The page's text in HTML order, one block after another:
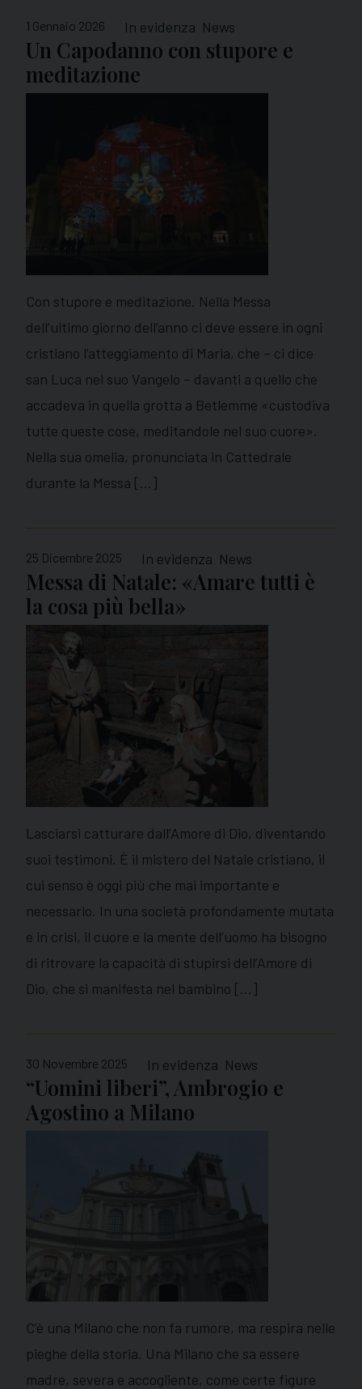
1 Gennaio 2026 In evidenza News
Un Capodanno con stupore e
meditazione
Con stupore e meditazione. Nella Messa
dell’ultimo giorno dell’anno ci deve essere in ogni
cristiano l’atteggiamento di Maria, che – ci dice
san Luca nel suo Vangelo – davanti a quello che
accadeva in quella grotta a Betlemme «custodiva
tutte queste cose, meditandole nel suo cuore».
Nella sua omelia, pronunciata in Cattedrale
durante la Messa […]
25 Dicembre 2025 In evidenza News
Messa di Natale: «Amare tutti è
la cosa più bella»
Lasciarsi catturare dall’Amore di Dio, diventando
suoi testimoni. È il mistero del Natale cristiano, il
cui senso è oggi più che mai importante e
necessario. In una società profondamente mutata
e in crisi, il cuore e la mente dell’uomo ha bisogno
di ritrovare la capacità di stupirsi dell’Amore di
Dio, che si manifesta nel bambino […]
30 Novembre 2025 In evidenza News
“Uomini liberi”, Ambrogio e
Agostino a Milano
C’è una Milano che non fa rumore, ma respira nelle
pieghe della storia. Una Milano che sa essere
madre, severa e accogliente, come certe figure